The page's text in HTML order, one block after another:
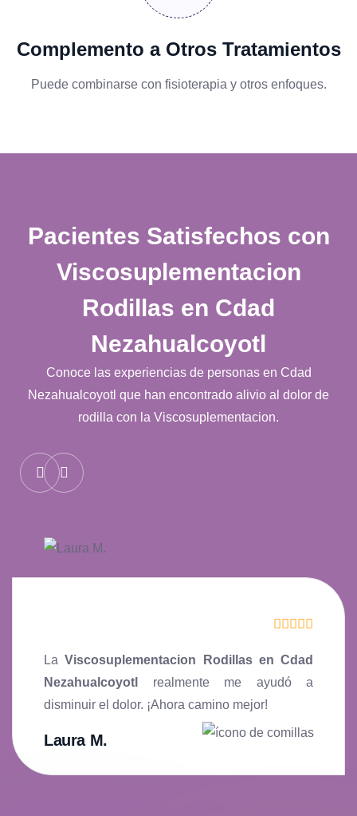
Complemento a Otros Tratamientos
Puede combinarse con fisioterapia y otros enfoques.
Pacientes Satisfechos con
Viscosuplementacion
Rodillas en Cdad
Nezahualcoyotl
Conoce las experiencias de personas en Cdad
Nezahualcoyotl que han encontrado alivio al dolor de
rodilla con la Viscosuplementacion.
LaViscosuplementacion Rodillas en Cdad
Nezahualcoyotl
realmente me ayudó a
disminuir el dolor. ¡Ahora camino mejor!
Laura M.